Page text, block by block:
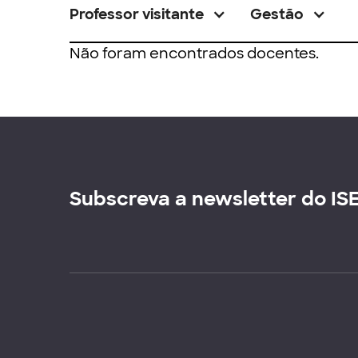
Professor visitante Gestão
Não foram encontrados docentes.
Subscreva a newsletter do